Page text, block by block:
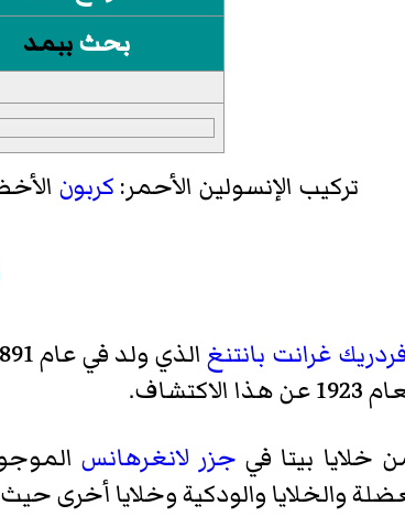
بحثببمد
تركيب الإنسولين الأحمر: كربون
فردريك غرانت بانتنغالذي ولد في عام 1891م عزل الأنسولين في عام 1922 في
الاكتشاف.
خلايا بيتا في جزر لانغرهانس
والخلايا والودكية وخلايا أخرى